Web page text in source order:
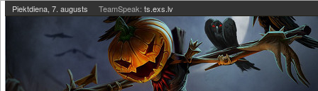
Piektdiena, 7. augusts TeamSpeak: ts.exs.lv